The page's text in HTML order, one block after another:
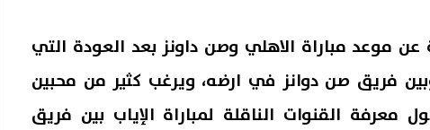
عن موعد مباراة الاهلي وصن داونز بعد العودة التي
فريق صن دوانز في ارضه، ويرغب كثير من محبين
معرفة القنوات الناقلة لمباراة الإياب بين فريق